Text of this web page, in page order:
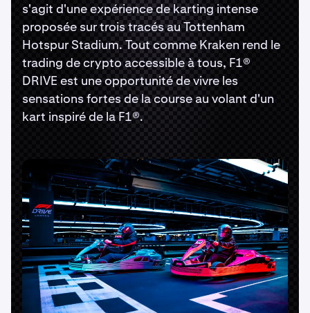
s'agit d'une expérience de karting intense
proposée sur trois tracés au Tottenham
Hotspur Stadium. Tout comme Kraken rend le
trading de crypto accessible à tous, F1®
DRIVE est une opportunité de vivre les
sensations fortes de la course au volant d'un
kart inspiré de la F1®.